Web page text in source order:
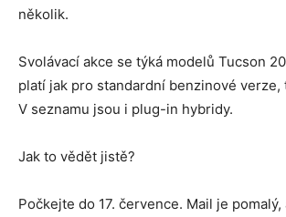
několik.
Svolávací akce se týká modelů Tucson
platí jak pro standardní benzinové verze,
V seznamu jsou i plug-in hybridy.
Jak to vědět jistě?
Počkejte do 17. července. Mail je pomalý,